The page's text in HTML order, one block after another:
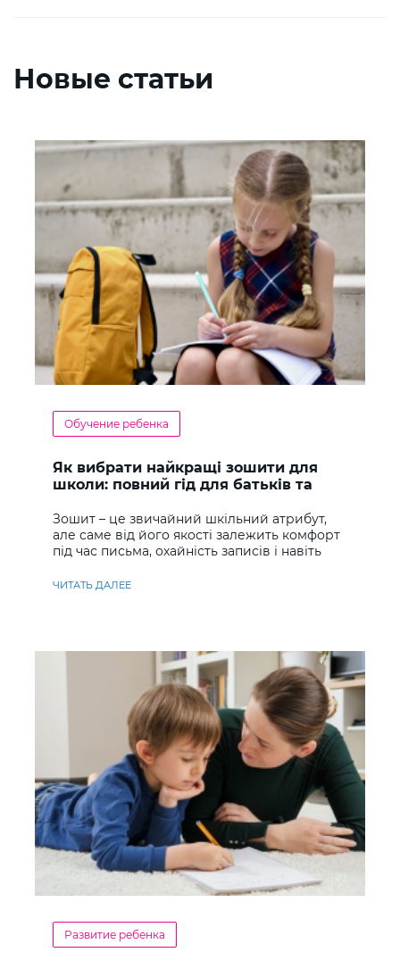
Новые статьи
Обучение ребенка
Як вибрати найкращі зошити для
школи: повний гід для батьків та
Зошит – це звичайний шкільний атрибут,
але саме від його якості залежить комфорт
під час письма, охайність записів і навіть
ЧИТАТЬ ДАЛЕЕ
Развитие ребенка